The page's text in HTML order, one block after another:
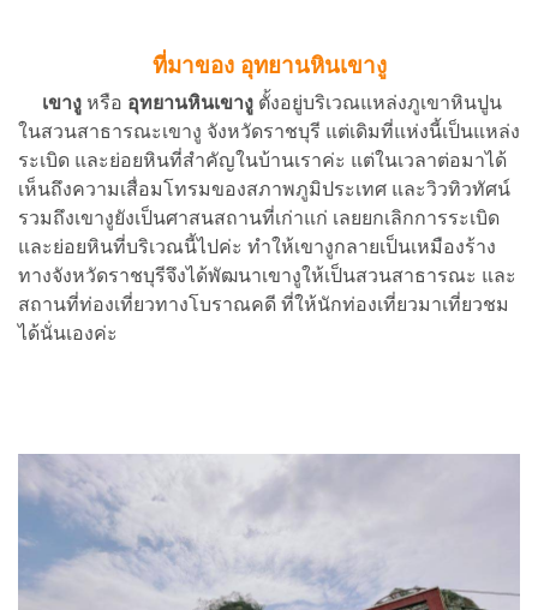
ที่มาของ อุทยานหินเขางู
เขางู หรือ อุทยานหินเขางู ตั้งอยู่บริเวณแหล่งภูเขาหินปูน
ในสวนสาธารณะเขางู จังหวัดราชบุรี แต่เดิมที่แห่งนี้เป็นแหล่ง
ระเบิด และย่อยหินที่สำคัญในบ้านเราค่ะ แต่ในเวลาต่อมาได้
เห็นถึงความเสื่อมโทรมของสภาพภูมิประเทศ และวิวทิวทัศน์
รวมถึงเขางูยังเป็นศาสนสถานที่เก่าแก่ เลยยกเลิกการระเบิด
และย่อยหินที่บริเวณนี้ไปค่ะ ทำให้เขางูกลายเป็นเหมืองร้าง
ทางจังหวัดราชบุรีจึงได้พัฒนาเขางูให้เป็นสวนสาธารณะ และ
สถานที่ท่องเที่ยวทางโบราณคดี ที่ให้นักท่องเที่ยวมาเที่ยวชม
ได้นั่นเองค่ะ